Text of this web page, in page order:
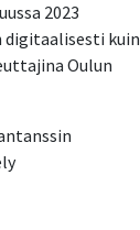
2023
digitaalisesti kuin
Oulun